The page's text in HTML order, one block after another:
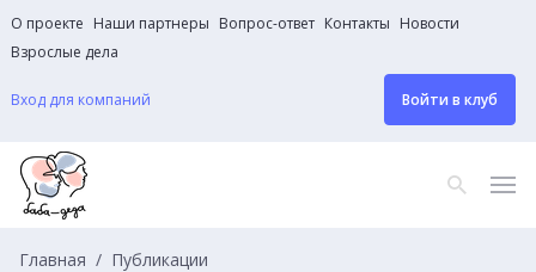
О проекте Наши партнеры Вопрос-ответ Контакты Новости
Взрослые дела
Вход для компаний Войти в клуб
Главная Публикации